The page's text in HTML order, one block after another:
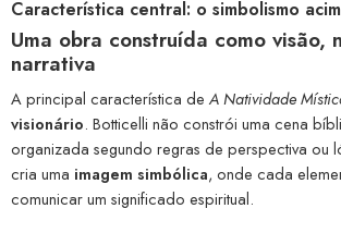
Característica central: o simbolismo
Uma obra construída como visão,
narrativa
A principal característica de A Natividade
visionário. Botticelli não constrói uma cena
organizada segundo regras de perspectiva ou
cria uma imagem simbólica, onde cada
comunicar um significado espiritual.